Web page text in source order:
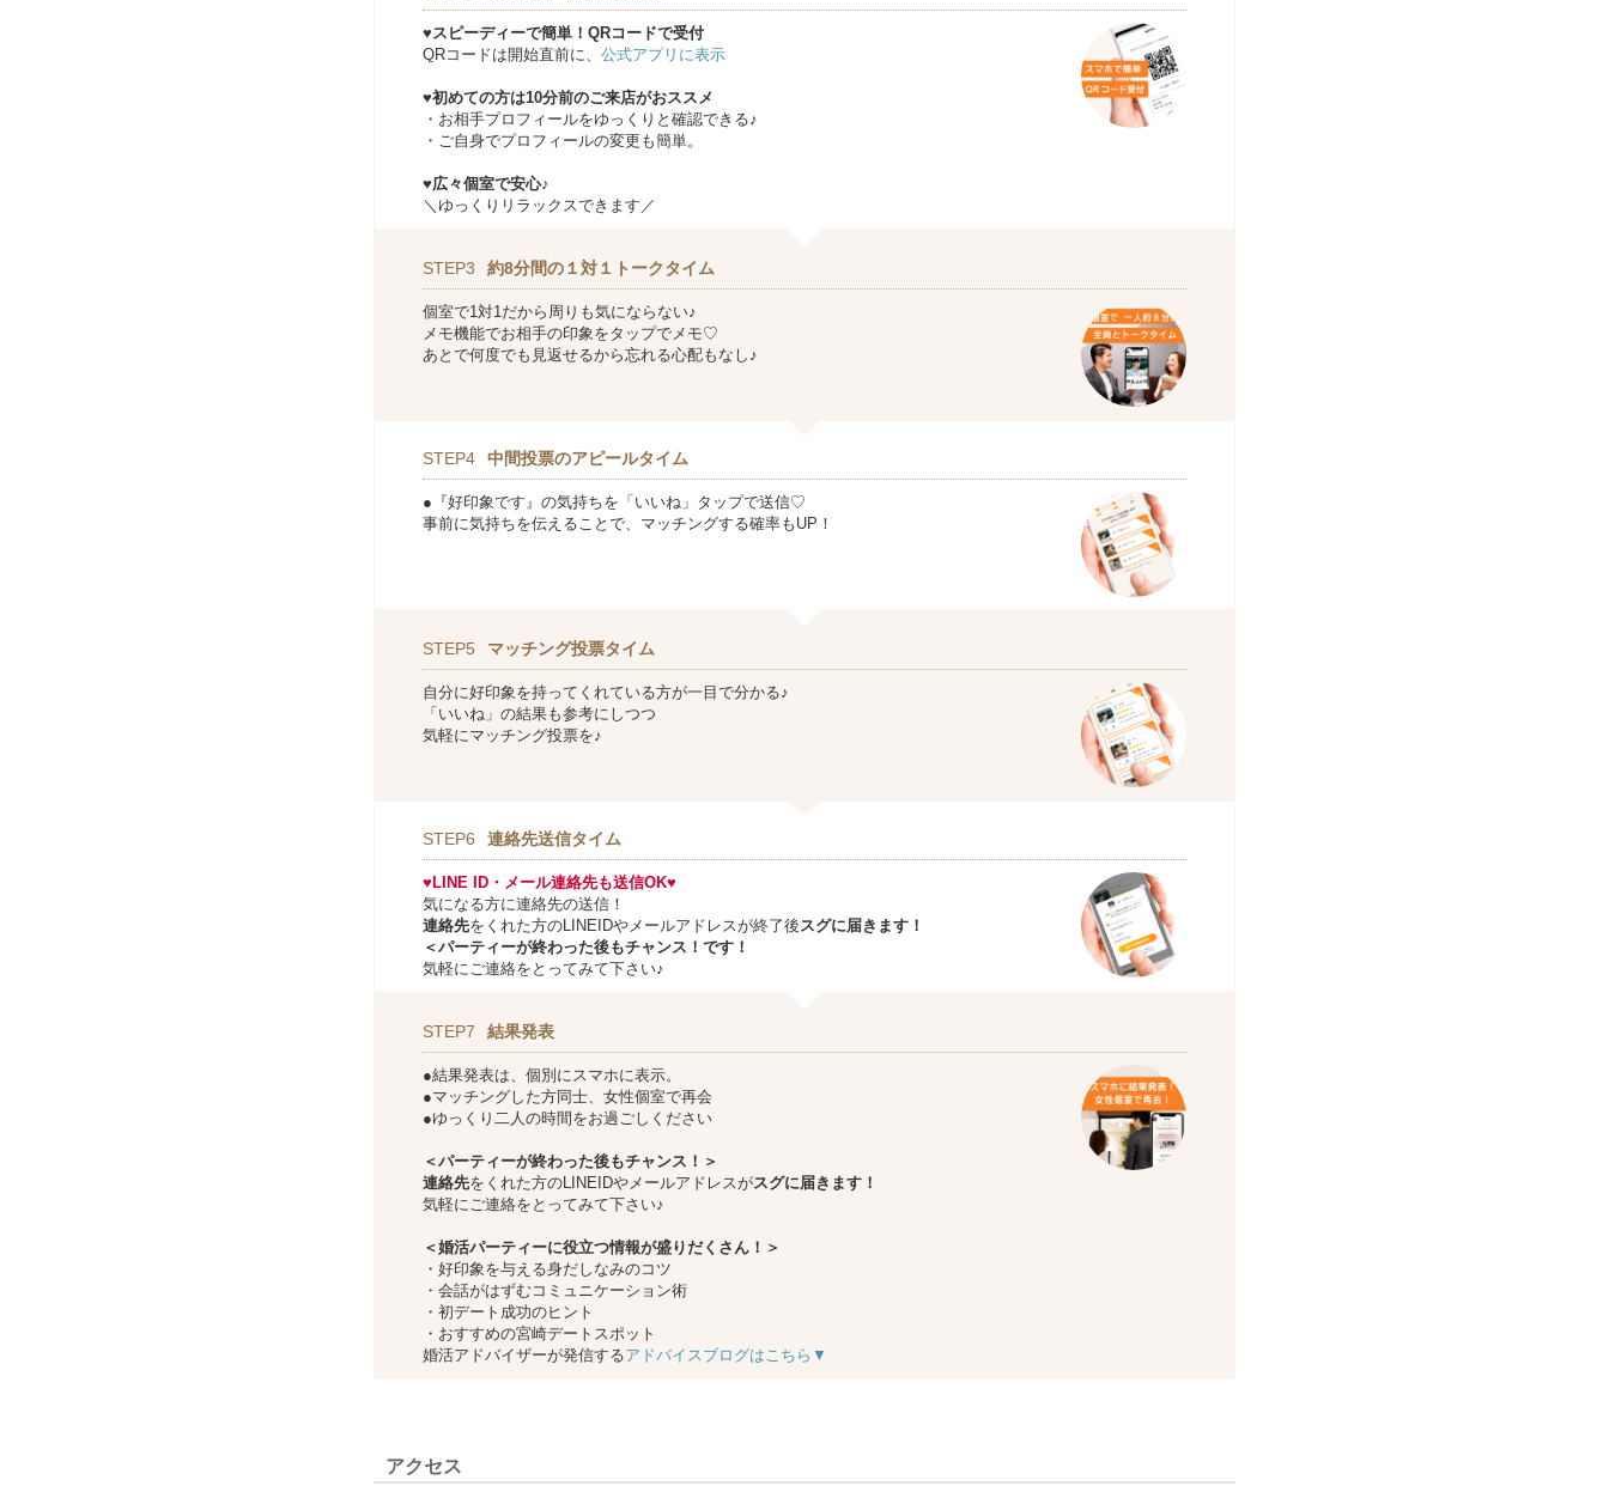
♥スピーディーで簡単！QRコードで受付
QRコードは開始直前に、 公式アプリに表示
♥初めての方は10分前のご来店がおススメ
・お相手プロフィールをゆっくりと確認できる♪
・ご自身でプロフィールの変更も簡単。
♥広々個室で安心♪
＼ゆっくりリラックスできます／
STEP3 約8分間の１対１トークタイム
個室で1対1だから周りも気にならない♪
メモ機能でお相手の印象をタップでメモ♡
あとで何度でも見返せるから忘れる心配もなし♪
STEP4 中間投票のアピールタイム
●『好印象です』の気持ちを「いいね」タップで送信♡
事前に気持ちを伝えることで、マッチングする確率もUP！
STEP5 マッチング投票タイム
自分に好印象を持ってくれている方が一目で分かる♪
「いいね」の結果も参考にしつつ
気軽にマッチング投票を♪
STEP6 連絡先送信タイム
♥LINE ID・メール連絡先も送信OK♥
気になる方に連絡先の送信！
連絡先をくれた方のLINEIDやメールアドレスが終了後スグに届きます！
＜パーティーが終わった後もチャンス！です！
気軽にご連絡をとってみて下さい♪
STEP7 結果発表
●結果発表は、個別にスマホに表示。
●マッチングした方同士、女性個室で再会
●ゆっくり二人の時間をお過ごしください
＜パーティーが終わった後もチャンス！＞
連絡先をくれた方のLINEIDやメールアドレスがスグに届きます！
気軽にご連絡をとってみて下さい♪
＜婚活パーティーに役立つ情報が盛りだくさん！＞
・好印象を与える身だしなみのコツ
・会話がはずむコミュニケーション術
・初デート成功のヒント
・おすすめの宮崎デートスポット
婚活アドバイザーが発信するアドバイスブログはこちら▼
アクセス